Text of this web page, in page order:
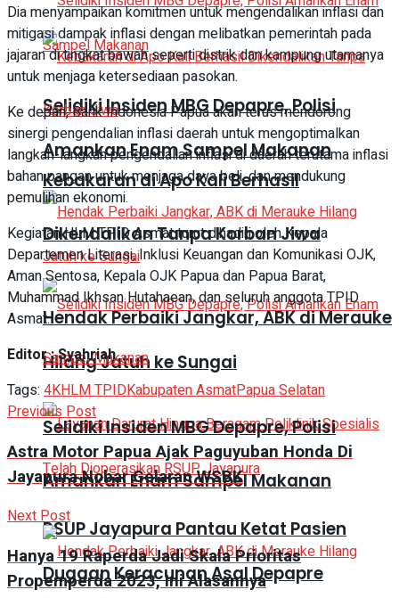
Selidiki Insiden MBG Depapre, Polisi
Amankan Enam Sampel Makanan
Hendak Perbaiki Jangkar, ABK di Merauke
Hilang Jatuh ke Sungai
RSUP Jayapura Pantau Ketat Pasien
Dugaan Keracunan Asal Depapre
Kebakaran di Apo Kali Berhasil
Dikendalikan Tanpa Korban Jiwa
Selidiki Insiden MBG Depapre, Polisi
Amankan Enam Sampel Makanan
Dia menyampaikan komitmen untuk mengendalikan inflasi dan
mitigasi dampak inflasi dengan melibatkan pemerintah pada
jajaran di tingkat bawah seperti distrik dan kampung utamanya
untuk menjaga ketersediaan pasokan.
Ke depan, Bank Indonesia Papua akan terus mendorong
sinergi pengendalian inflasi daerah untuk mengoptimalkan
langkah-langkah pengendalian inflasi di daerah terutama inflasi
bahan pangan untuk menjaga daya beli, dan mendukung
pemulihan ekonomi.
Kegiatan HLM TPID Asmat turut dihadiri oleh Kepala
Departemen Literasi, Inklusi Keuangan dan Komunikasi OJK,
Aman Sentosa, Kepala OJK Papua dan Papua Barat,
Muhammad Ikhsan Hutahaean, dan seluruh anggota TPID
Asmat.
Editor : Syahriah
Tags: 4KHLM TPIDKabupaten AsmatPapua Selatan
Previous Post
Astra Motor Papua Ajak Paguyuban Honda Di
Jayapura Nobar Gelaran WSBK
Next Post
Hanya 19 Raperda Jadi Skala Prioritas
Propemperda 2023, Ini Alasannya